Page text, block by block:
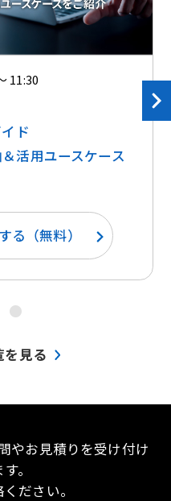
11:30
ド
活用ユースケース
る（無料）
●
を見る
やお見積りを受け付け
。
ださい。